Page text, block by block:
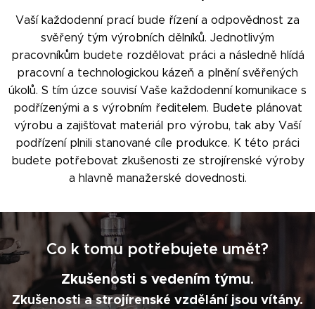
Vaší každodenní prací bude řízení a odpovědnost za
svěřený tým výrobních dělníků. Jednotlivým
pracovníkům budete rozdělovat práci a následně hlídá
pracovní a technologickou kázeň a plnění svěřených
úkolů. S tím úzce souvisí Vaše každodenní komunikace s
podřízenými a s výrobním ředitelem. Budete plánovat
výrobu a zajišťovat materiál pro výrobu, tak aby Vaší
podřízení plnili stanované cíle produkce. K této práci
budete potřebovat zkušenosti ze strojírenské výroby
a hlavně manažerské dovednosti.
Co k tomu potřebujete umět?
Zkušenosti s vedením týmu.
Zkušenosti a strojírenské vzdělání jsou vítány.